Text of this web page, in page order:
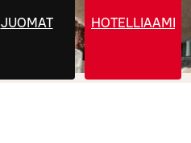
JUOMAT